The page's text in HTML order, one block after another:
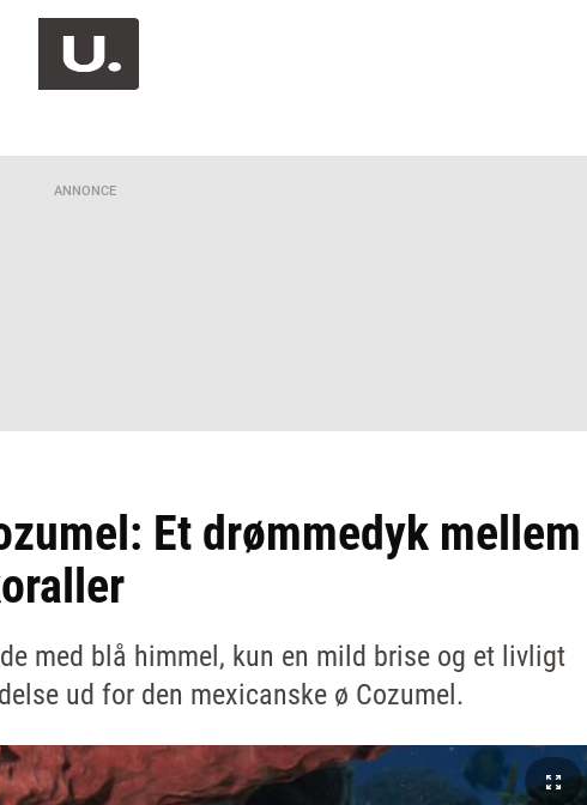
ANNONCE
Et drømmedyk mellem
med blå himmel, kun en mild brise og et livligt
ud for den mexicanske ø Cozumel.